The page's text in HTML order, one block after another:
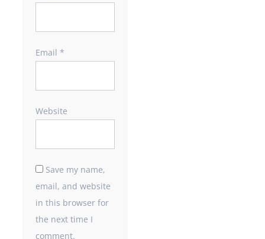
Email *
Website
Save my name,
email, and website
in this browser for
the next time I
comment.